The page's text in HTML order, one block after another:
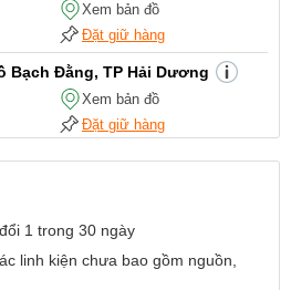
Xem bản đồ
Đặt giữ hàng
Bạch Đằng, TP Hải Dương
Xem bản đồ
Đặt giữ hàng
Hải Phòng
Hải Phòng
1 trong 30 ngày
linh kiện chưa bao gồm nguồn,